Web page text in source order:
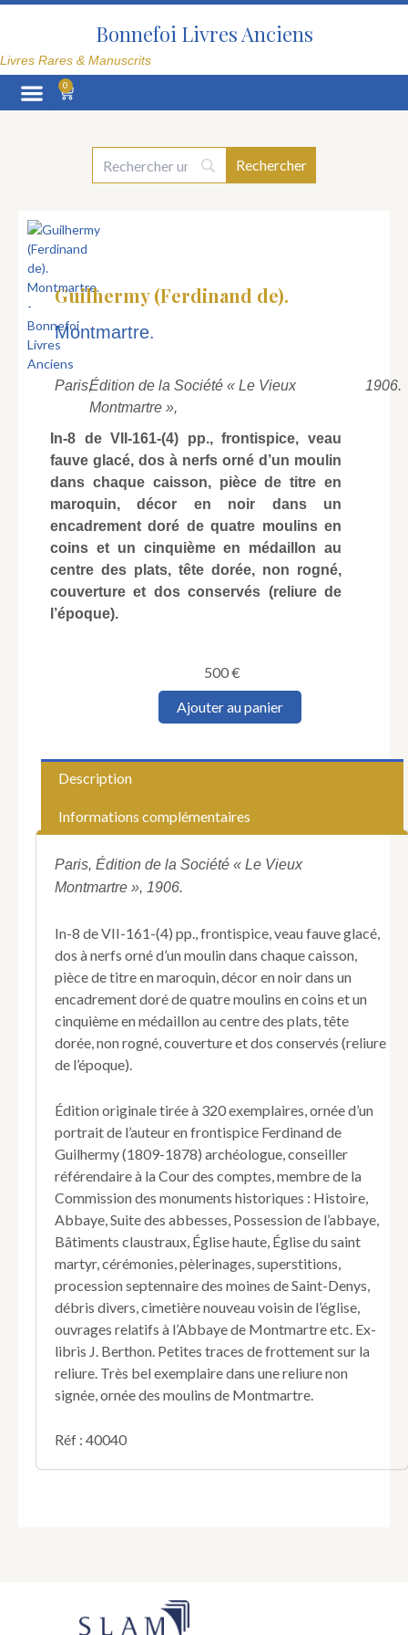
Aller
Bonnefoi Livres Anciens
Livres Rares & Manuscrits
0
Panier
Guilhermy (Ferdinand de).
Montmartre.
Paris,Édition de la Société « Le Vieux
Montmartre »,
1906.
In-8 de VII-161-(4) pp., frontispice, veau
fauve glacé, dos à nerfs orné d’un moulin
dans chaque caisson, pièce de titre en
maroquin, décor en noir dans un
encadrement doré de quatre moulins en
coins et un cinquième en médaillon au
centre des plats, tête dorée, non rogné,
couverture et dos conservés (reliure de
l’époque).
500€
quantitéAjouter au panier
Description
Informations complémentaires
Paris, Édition de la Société « Le Vieux
Montmartre », 1906.
In-8 de VII-161-(4) pp., frontispice, veau fauve glacé,
dos à nerfs orné d’un moulin dans chaque caisson,
pièce de titre en maroquin, décor en noir dans un
encadrement doré de quatre moulins en coins et un
cinquième en médaillon au centre des plats, tête
dorée, non rogné, couverture et dos conservés (reliure
de l’époque).
Édition originale tirée à 320 exemplaires, ornée d’un
portrait de l’auteur en frontispice Ferdinand de
Guilhermy (1809-1878) archéologue, conseiller
référendaire à la Cour des comptes, membre de la
Commission des monuments historiques : Histoire,
Abbaye, Suite des abbesses, Possession de l’abbaye,
Bâtiments claustraux, Église haute, Église du saint
martyr, cérémonies, pèlerinages, superstitions,
procession septennaire des moines de Saint-Denys,
débris divers, cimetière nouveau voisin de l’église,
ouvrages relatifs à l’Abbaye de Montmartre etc. Ex-
libris J. Berthon. Petites traces de frottement sur la
reliure. Très bel exemplaire dans une reliure non
signée, ornée des moulins de Montmartre.
Réf : 40040